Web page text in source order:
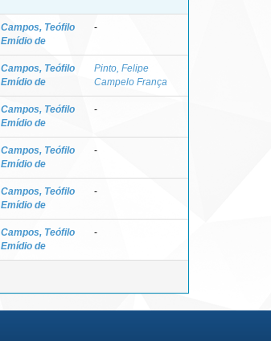
Campos, Teófilo
Emídio de
-
Campos, Teófilo
Emídio de
Pinto, Felipe
Campelo França
Campos, Teófilo
Emídio de
-
Campos, Teófilo
Emídio de
-
Campos, Teófilo
Emídio de
-
Campos, Teófilo
Emídio de
-